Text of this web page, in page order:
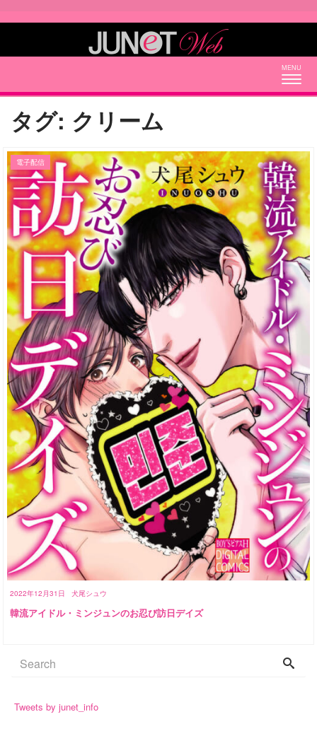
タグ: クリーム
2022年12月31日 犬尾シュウ
電子配信
韓流アイドル・ミンジュンのお忍び訪日デイズ
Tweets by junet_info